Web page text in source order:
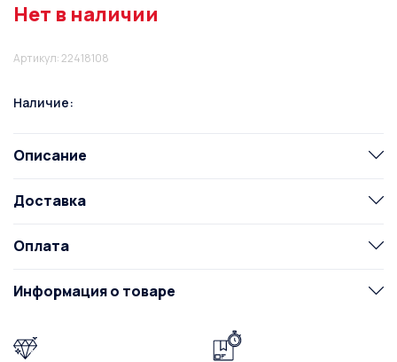
Артикул: 22418108
Нет в наличии
Наличие:
Описание
Доставка
Оплата
Информация о товаре